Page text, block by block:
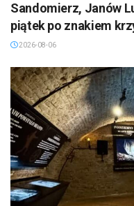
Sandomierz, Janów
piątek po znakiem
2026-08-06